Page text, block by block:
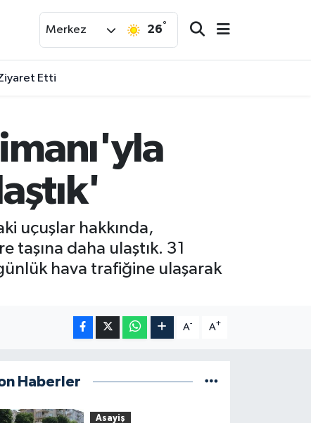
Merkez 26°
Etti
uçuşlar hakkında,
taşına daha ulaştık. 31
hava trafiğine ulaşarak
A- A+
Haberler
Asayiş